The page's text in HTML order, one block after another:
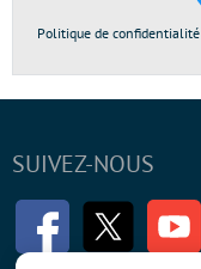
Politique de confidentialité
SUIVEZ-NOUS
FacebookTwitter